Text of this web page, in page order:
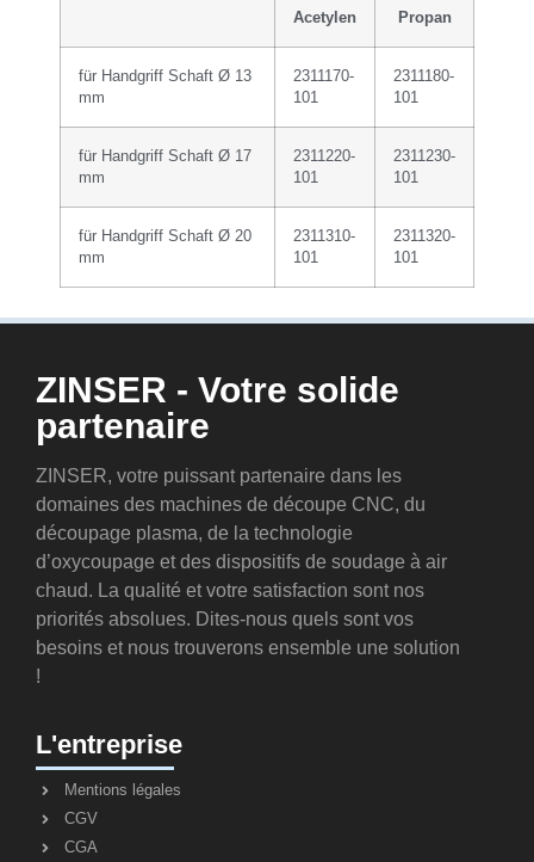
Acetylen Propan
für Handgriff Schaft Ø 13
mm
2311170-
101
2311180-
101
für Handgriff Schaft Ø 17
mm
2311220-
101
2311230-
101
für Handgriff Schaft Ø 20
mm
2311310-
101
2311320-
101
ZINSER - Votre solide
partenaire
ZINSER, votre puissant partenaire dans les
domaines des machines de découpe CNC, du
découpage plasma, de la technologie
d’oxycoupage et des dispositifs de soudage à air
chaud. La qualité et votre satisfaction sont nos
priorités absolues. Dites-nous quels sont vos
besoins et nous trouverons ensemble une solution
!
L'entreprise
Mentions légales
CGV
CGA